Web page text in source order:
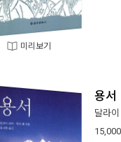
미리보기
용서
달라
15,000